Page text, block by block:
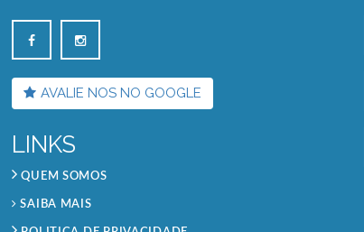
AVALIE NOS NO GOOGLE
LINKS
QUEM SOMOS
SAIBA MAIS